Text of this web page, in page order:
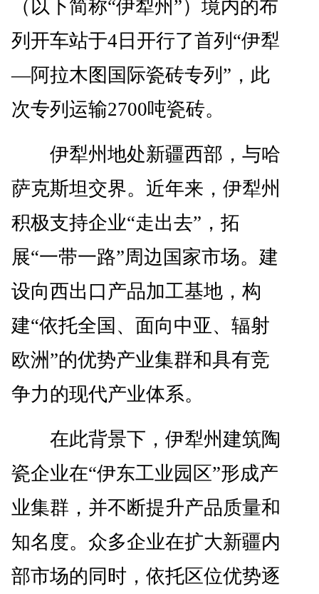
（以下简称“伊犁州”）境内的布
列开车站于4日开行了首列“伊犁
—阿拉木图国际瓷砖专列”，此
次专列运输2700吨瓷砖。
伊犁州地处新疆西部，与哈
萨克斯坦交界。近年来，伊犁州
积极支持企业“走出去”，拓
展“一带一路”周边国家市场。建
设向西出口产品加工基地，构
建“依托全国、面向中亚、辐射
欧洲”的优势产业集群和具有竞
争力的现代产业体系。
在此背景下，伊犁州建筑陶
瓷企业在“伊东工业园区”形成产
业集群，并不断提升产品质量和
知名度。众多企业在扩大新疆内
部市场的同时，依托区位优势逐